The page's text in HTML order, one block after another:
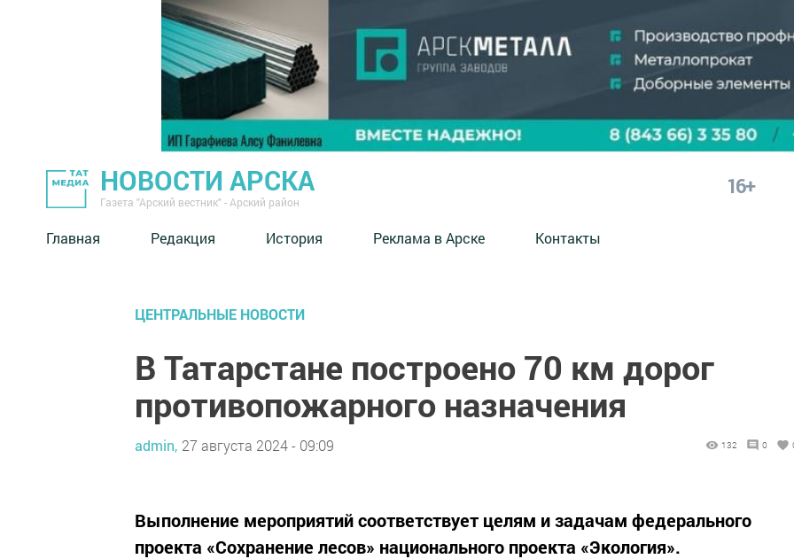
НОВОСТИ АРСКА
Газета "Арский вестник" - Арский район
16+
Главная Редакция История Реклама в Арске Контакты
ЦЕНТРАЛЬНЫЕ НОВОСТИ
В Татарстане построено 70 км дорог
противопожарного назначения
admin, 27 августа 2024 - 09:09 132 0
Выполнение мероприятий соответствует целям и задачам федерального
проекта «Сохранение лесов» национального проекта «Экология».